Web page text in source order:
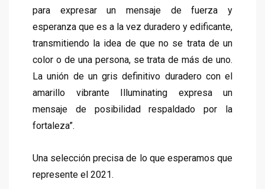
para expresar un mensaje de fuerza y
esperanza que es a la vez duradero y edificante,
transmitiendo la idea de que no se trata de un
color o de una persona, se trata de más de uno.
La unión de un gris definitivo duradero con el
amarillo vibrante Illuminating expresa un
mensaje de posibilidad respaldado por la
fortaleza”.
Una selección precisa de lo que esperamos que
represente el 2021.